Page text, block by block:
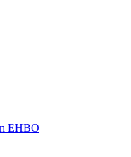
EHBO